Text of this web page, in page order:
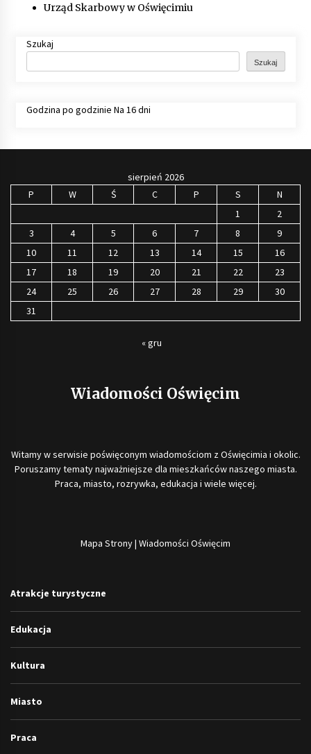
Urząd Skarbowy w Oświęcimiu
Szukaj
Szukaj
Godzina po godzinie Na 16 dni
sierpień 2026
P
W Ś C P S
N
1
2
3
4 5 6 7 8
9
10
11 12 13 14 15
16
17
18 19 20 21 22
23
24
25 26 27 28 29
30
31
« gru
Wiadomości Oświęcim
Witamy w serwisie poświęconym wiadomościom z Oświęcimia i okolic.
Poruszamy tematy najważniejsze dla mieszkańców naszego miasta.
Praca, miasto, rozrywka, edukacja i wiele więcej.
Mapa Strony| Wiadomości Oświęcim
Atrakcje turystyczne
Edukacja
Kultura
Miasto
Praca